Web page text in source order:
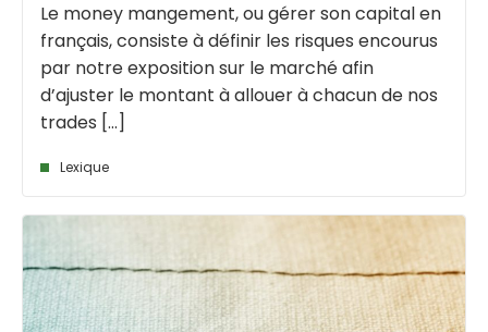
Le money mangement, ou gérer son capital en
français, consiste à définir les risques encourus
par notre exposition sur le marché afin
d’ajuster le montant à allouer à chacun de nos
trades [...]
Lexique